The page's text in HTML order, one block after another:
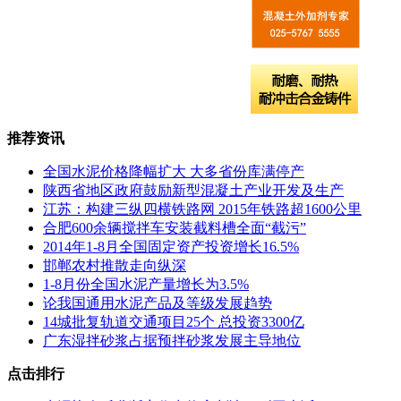
推荐资讯
全国水泥价格降幅扩大 大多省份库满停产
陕西省地区政府鼓励新型混凝土产业开发及生产
江苏：构建三纵四横铁路网 2015年铁路超1600公里
合肥600余辆搅拌车安装截料槽全面“截污”
​2014年1-8月全国固定资产投资增长16.5%
邯郸农村推散走向纵深
1-8月份全国水泥产量增长为3.5%
论我国通用水泥产品及等级发展趋势
14城批复轨道交通项目25个 总投资3300亿
广东湿拌砂浆占据预拌砂浆发展主导地位
点击排行